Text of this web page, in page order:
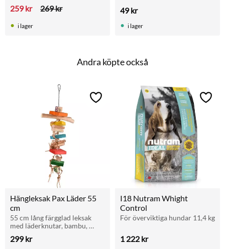
259kr 269kr
i lager
papegojor.
49kr
i lager
Andra köpte också
Hängleksak Pax Läder 55
cm
55 cm lång färgglad leksak
med läderknutar, bambu,
bred. Perfekt för parakiter
299kr
Lägg till i favoriter
I18 Nutram Whight
Control
För överviktiga hundar 11,4 kg
1 222 kr
Lägg